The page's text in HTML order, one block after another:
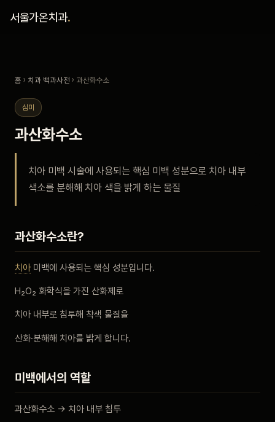
서울가온치과.
진료 안내
안내
비포 애프터
자주 묻는 질문
홈 › 치과 백과사전 › 과산화수소
심미
과산화수소
치아 미백 시술에 사용되는 핵심 미백 성분으로 치아 내부
색소를 분해해 치아 색을 밝게 하는 물질
과산화수소란?
치아미백에 사용되는 핵심 성분입니다.
H₂O₂ 화학식을 가진 산화제로
치아 내부로 침투해 착색 물질을
산화·분해해 치아를 밝게 합니다.
미백에서의 역할
과산화수소 → 치아 내부 침투